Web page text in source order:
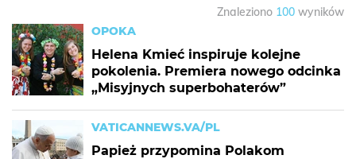
Znaleziono 100 wyników
OPOKA
Helena Kmieć inspiruje kolejne
pokolenia. Premiera nowego odcinka
„Misyjnych superbohaterów”
VATICANNEWS.VA/PL
Papież przypomina Polakom